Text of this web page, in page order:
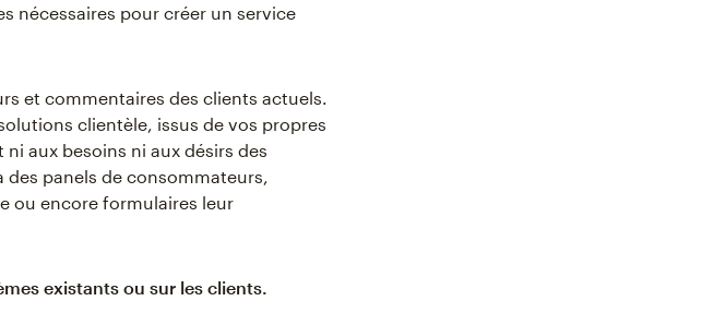
nécessaires pour créer un service
et commentaires des clients actuels.
clientèle, issus de vos propres
aux besoins ni aux désirs des
panels de consommateurs,
ou encore formulaires leur
existants ou sur les clients.